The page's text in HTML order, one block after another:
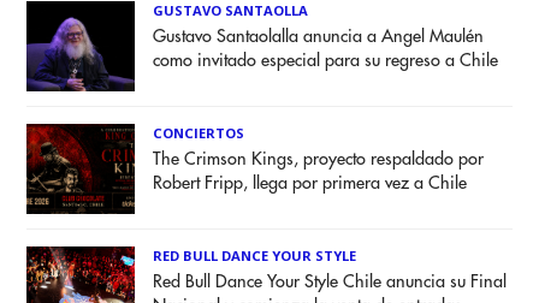
GUSTAVO SANTAOLLA
Gustavo Santaolalla anuncia a Angel Maulén
como invitado especial para su regreso a Chile
CONCIERTOS
The Crimson Kings, proyecto respaldado por
Robert Fripp, llega por primera vez a Chile
RED BULL DANCE YOUR STYLE
Red Bull Dance Your Style Chile anuncia su Final